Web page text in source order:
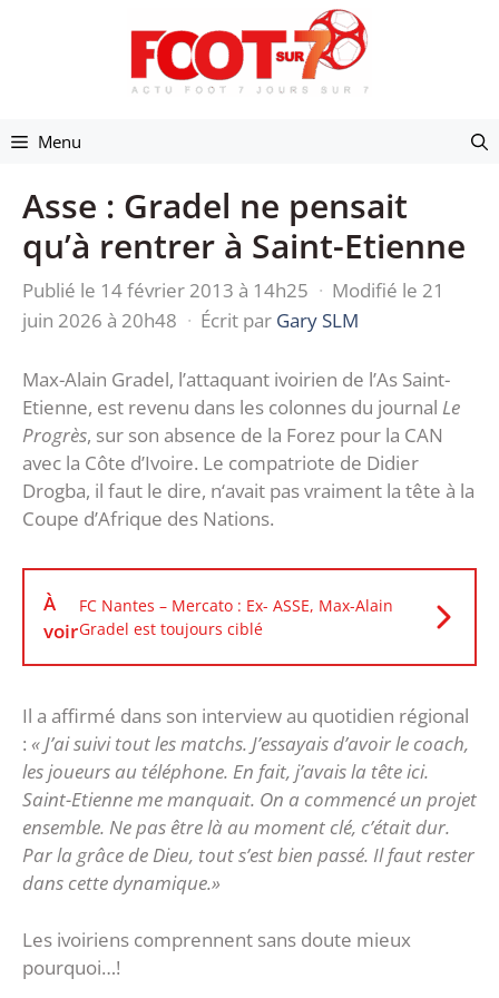
Menu
Asse : Gradel ne pensait
qu’à rentrer à Saint-Etienne
Publié le 14 février 2013 à 14h25 · Modifié le 21
juin 2026 à 20h48 · Écrit par Gary SLM
Max-Alain Gradel, l’attaquant ivoirien de l’As Saint-
Etienne, est revenu dans les colonnes du journal Le
Progrès, sur son absence de la Forez pour la CAN
avec la Côte d’Ivoire. Le compatriote de Didier
Drogba, il faut le dire, n‘avait pas vraiment la tête à la
Coupe d’Afrique des Nations.
À
voir
FC Nantes – Mercato : Ex- ASSE, Max-Alain
Gradel est toujours ciblé
Il a affirmé dans son interview au quotidien régional
: « J’ai suivi tout les matchs. J’essayais d’avoir le coach,
les joueurs au téléphone. En fait, j’avais la tête ici.
Saint-Etienne me manquait. On a commencé un projet
ensemble. Ne pas être là au moment clé, c’était dur.
Par la grâce de Dieu, tout s’est bien passé. Il faut rester
dans cette dynamique.»
Les ivoiriens comprennent sans doute mieux
pourquoi…!